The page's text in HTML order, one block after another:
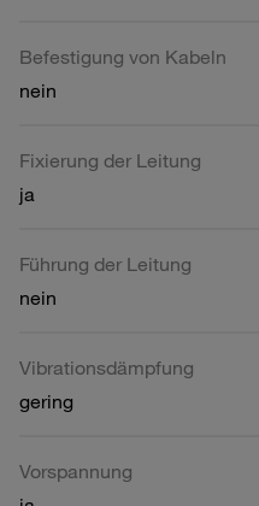
Befestigung von Kabeln
nein
Fixierung der Leitung
ja
Führung der Leitung
nein
Vibrationsdämpfung
gering
Vorspannung